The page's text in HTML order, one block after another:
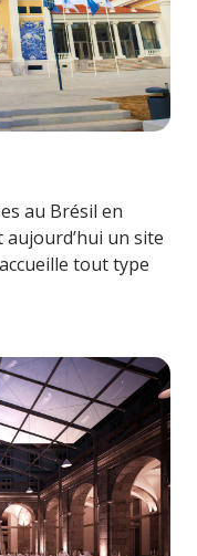
au Brésil en
aujourd’hui un site
tout type